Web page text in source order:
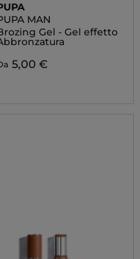
MAN
Gel - Gel effetto
5,00 €